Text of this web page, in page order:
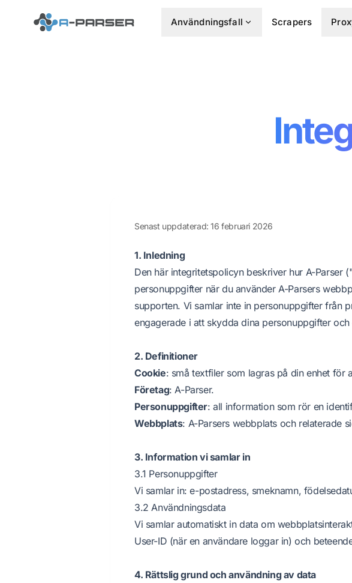
Användningsfall Scrapers
Senast uppdaterad: 16 februari 2026
1. Inledning
Den här integritetspolicyn beskriver hur A-Parser
personuppgifter när du använder A-Parsers
supporten. Vi samlar inte in personuppgifter från
engagerade i att skydda dina personuppgifter
2. Definitioner
Cookie: små textfiler som lagras på din enhet för
Företag: A-Parser.
Personuppgifter: all information som rör en
Webbplats: A-Parsers webbplats och relaterade
3. Information vi samlar in
3.1 Personuppgifter
Vi samlar in: e-postadress, smeknamn,
3.2 Användningsdata
Vi samlar automatiskt in data om
User-ID (när en användare loggar in) och
4. Rättslig grund och användning av data